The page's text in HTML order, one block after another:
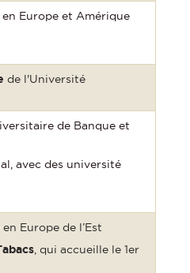
en Europe et Amérique
de l'Université
de Banque et
avec des université
en Europe de l’Est
, qui accueille le 1er